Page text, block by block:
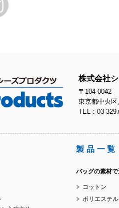
株式会社
〒104-0042
東京都中央
TEL：03-
製品一覧
バッグの素材
コットン
ポリエステル